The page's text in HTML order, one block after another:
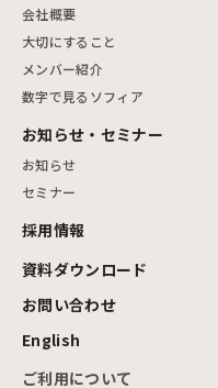
会社概要
大切にすること
メンバー紹介
数字で見るソフィア
お知らせ・セミナー
お知らせ
セミナー
採用情報
資料ダウンロード
お問い合わせ
English
ご利用について